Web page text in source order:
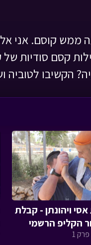
ממש קוסם. אני
קסם סודיות של
הקשיבו לטוביה
ויהונתן - קבלת
הקליפ הרשמי
1